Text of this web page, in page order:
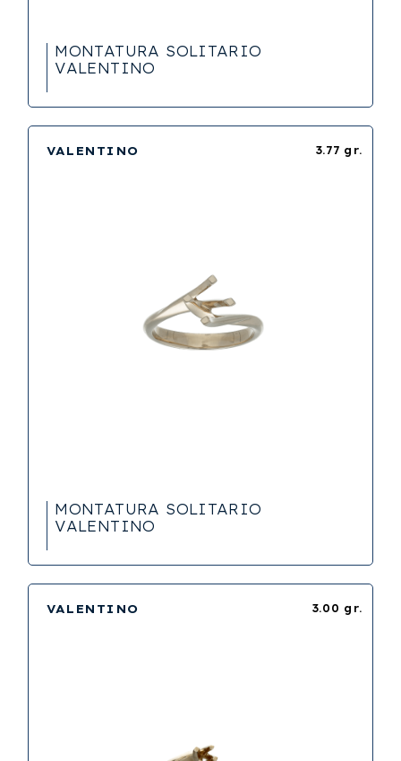
MONTATURA SOLITARIO
VALENTINO
3.77 gr.
VALENTINO
MONTATURA SOLITARIO
VALENTINO
3.00 gr.
VALENTINO